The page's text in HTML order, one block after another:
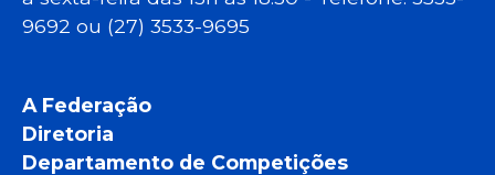
9692 ou (27) 3533-9695
A Federação
Diretoria
Departamento de Competições